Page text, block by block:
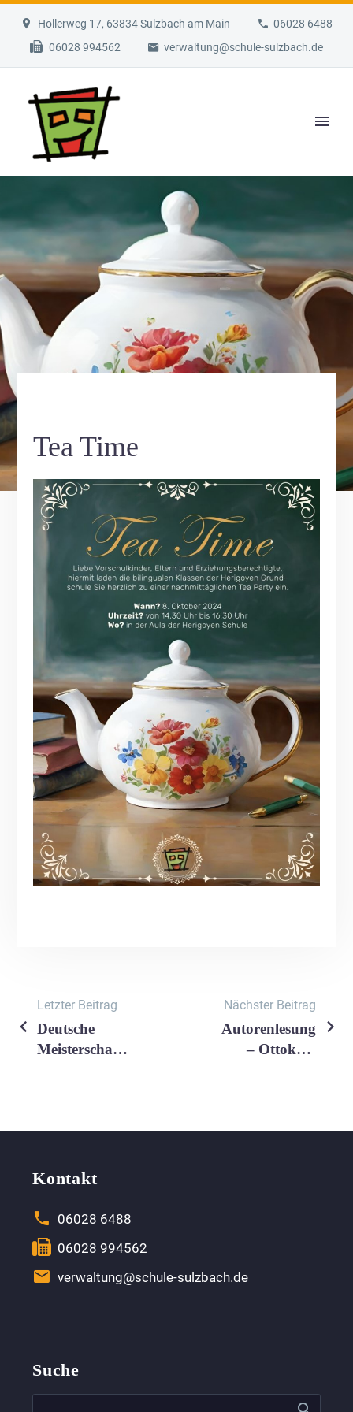
Hollerweg 17, 63834 Sulzbach am Main
06028 6488
06028 994562
verwaltung@schule-sulzbach.de
Tea Time
Beitragsnavigation
Letzter Beitrag
Deutsche
Meisterschaft
Nächster Beitrag
Autorenlesung
– Ottokars
Kontakt

 06028 6488

 06028 994562

 verwaltung@schule-sulzbach.de
Suche